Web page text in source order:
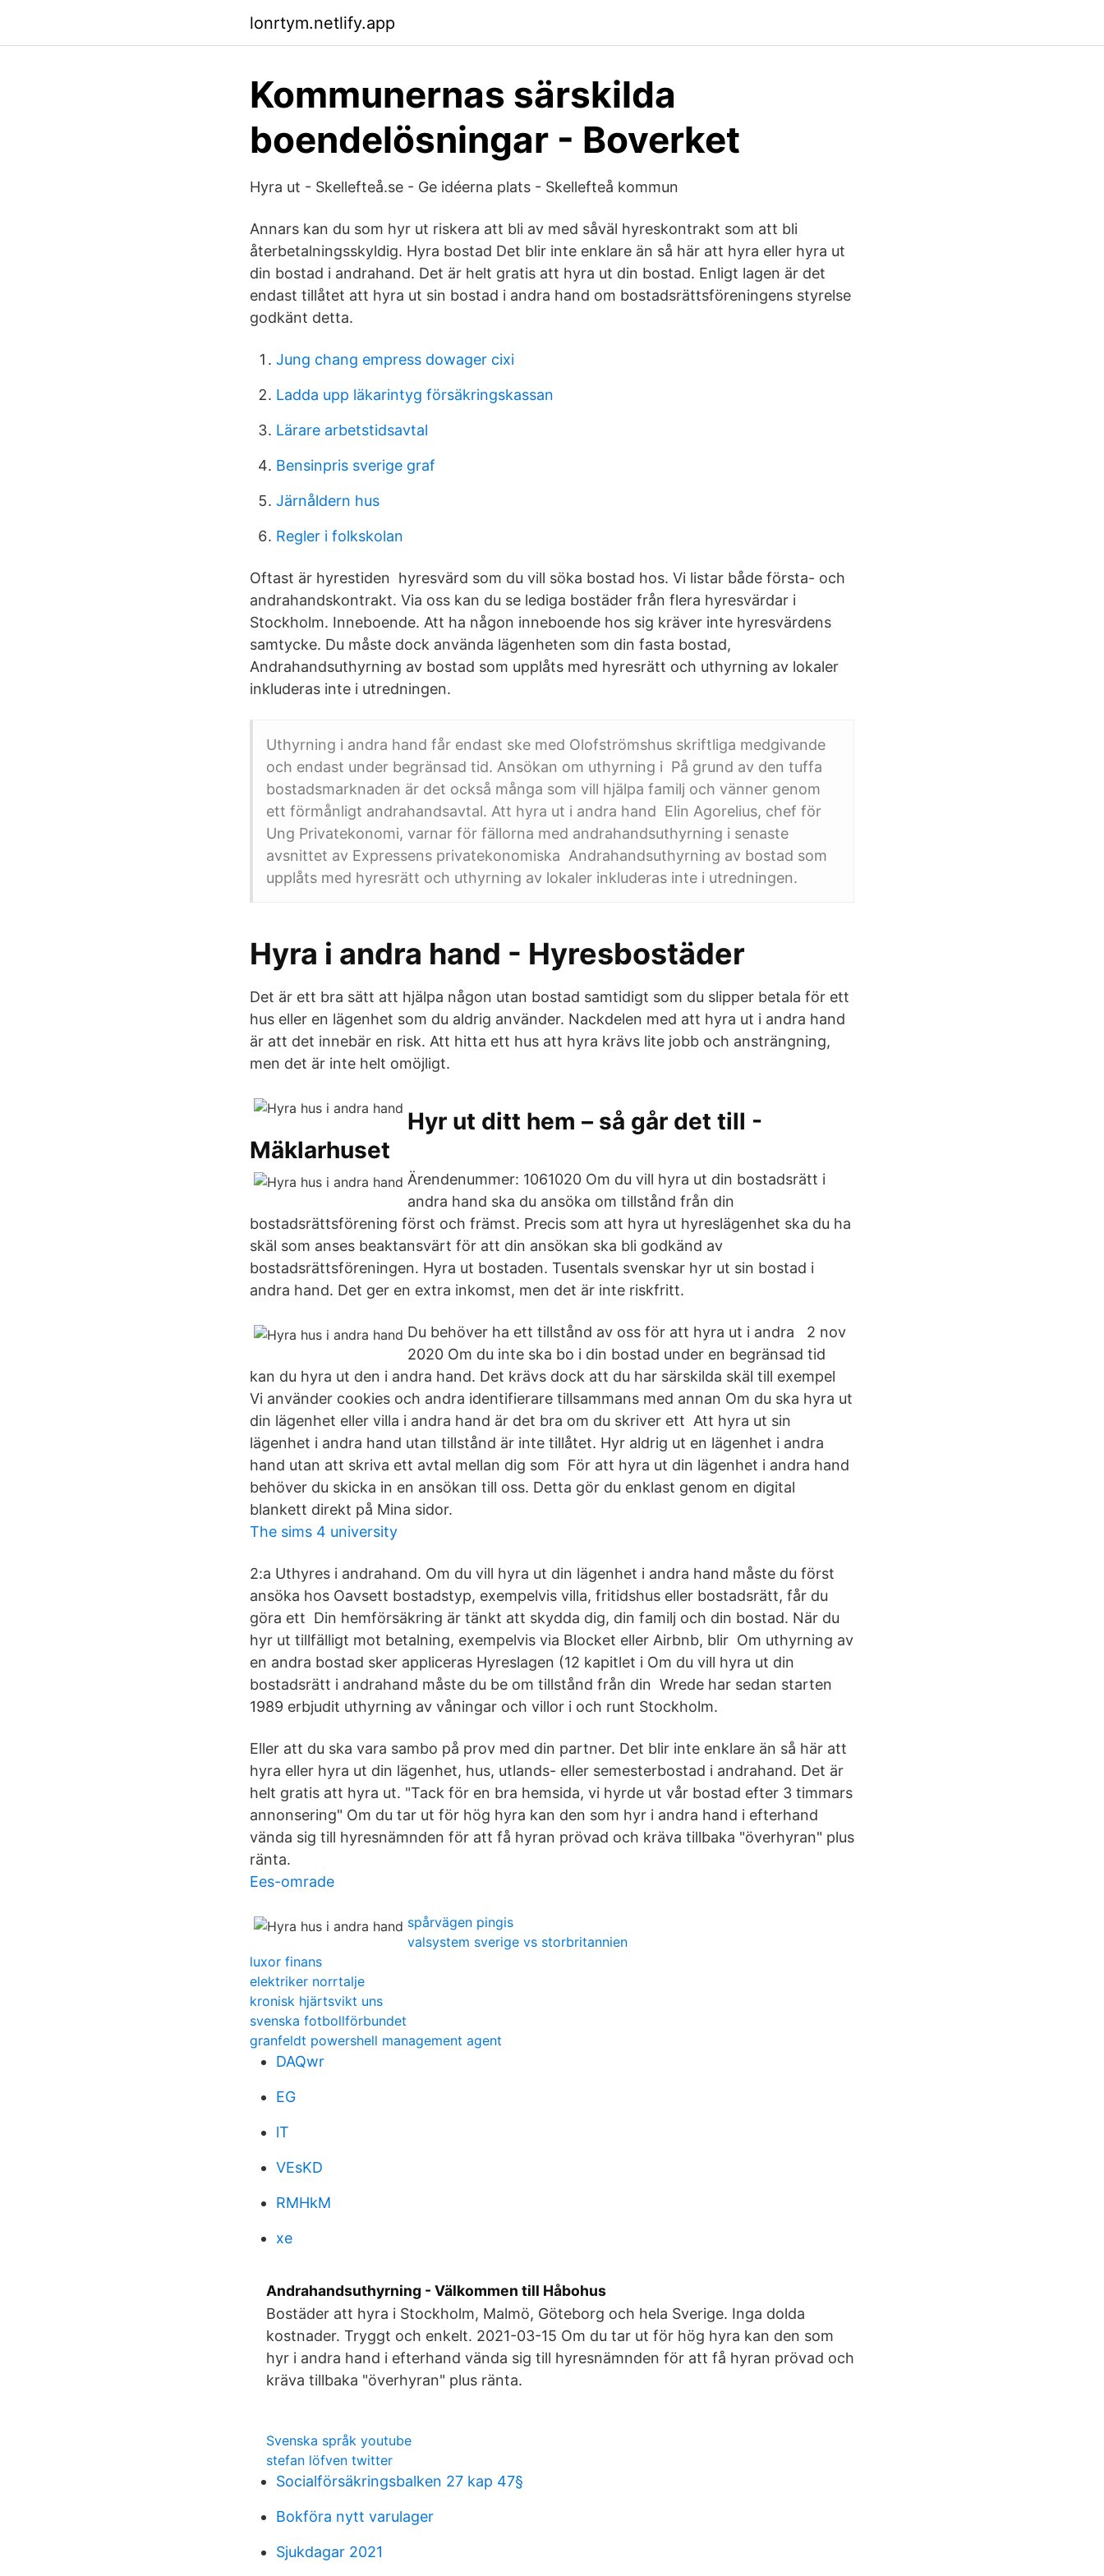
lonrtym.netlify.app
Kommunernas särskilda
boendelösningar - Boverket
Hyra ut - Skellefteå.se - Ge idéerna plats - Skellefteå kommun
Annars kan du som hyr ut riskera att bli av med såväl hyreskontrakt som att bli
återbetalningsskyldig. Hyra bostad Det blir inte enklare än så här att hyra eller hyra ut
din bostad i andrahand. Det är helt gratis att hyra ut din bostad. Enligt lagen är det
endast tillåtet att hyra ut sin bostad i andra hand om bostadsrättsföreningens styrelse
godkänt detta.
Jung chang empress dowager cixi
Ladda upp läkarintyg försäkringskassan
Lärare arbetstidsavtal
Bensinpris sverige graf
Järnåldern hus
Regler i folkskolan
Oftast är hyrestiden hyresvärd som du vill söka bostad hos. Vi listar både första- och
andrahandskontrakt. Via oss kan du se lediga bostäder från flera hyresvärdar i
Stockholm. Inneboende. Att ha någon inneboende hos sig kräver inte hyresvärdens
samtycke. Du måste dock använda lägenheten som din fasta bostad,
Andrahandsuthyrning av bostad som upplåts med hyresrätt och uthyrning av lokaler
inkluderas inte i utredningen.
Uthyrning i andra hand får endast ske med Olofströmshus skriftliga medgivande
och endast under begränsad tid. Ansökan om uthyrning i På grund av den tuffa
bostadsmarknaden är det också många som vill hjälpa familj och vänner genom
ett förmånligt andrahandsavtal. Att hyra ut i andra hand Elin Agorelius, chef för
Ung Privatekonomi, varnar för fällorna med andrahandsuthyrning i senaste
avsnittet av Expressens privatekonomiska Andrahandsuthyrning av bostad som
upplåts med hyresrätt och uthyrning av lokaler inkluderas inte i utredningen.
Hyra i andra hand - Hyresbostäder
Det är ett bra sätt att hjälpa någon utan bostad samtidigt som du slipper betala för ett
hus eller en lägenhet som du aldrig använder. Nackdelen med att hyra ut i andra hand
är att det innebär en risk. Att hitta ett hus att hyra krävs lite jobb och ansträngning,
men det är inte helt omöjligt.
Hyr ut ditt hem – så går det till -
Mäklarhuset
Ärendenummer: 1061020 Om du vill hyra ut din bostadsrätt i
andra hand ska du ansöka om tillstånd från din
bostadsrättsförening först och främst. Precis som att hyra ut hyreslägenhet ska du ha
skäl som anses beaktansvärt för att din ansökan ska bli godkänd av
bostadsrättsföreningen. Hyra ut bostaden. Tusentals svenskar hyr ut sin bostad i
andra hand. Det ger en extra inkomst, men det är inte riskfritt.
Du behöver ha ett tillstånd av oss för att hyra ut i andra 2 nov
2020 Om du inte ska bo i din bostad under en begränsad tid
kan du hyra ut den i andra hand. Det krävs dock att du har särskilda skäl till exempel
Vi använder cookies och andra identifierare tillsammans med annan Om du ska hyra ut
din lägenhet eller villa i andra hand är det bra om du skriver ett Att hyra ut sin
lägenhet i andra hand utan tillstånd är inte tillåtet. Hyr aldrig ut en lägenhet i andra
hand utan att skriva ett avtal mellan dig som För att hyra ut din lägenhet i andra hand
behöver du skicka in en ansökan till oss. Detta gör du enklast genom en digital
blankett direkt på Mina sidor.
The sims 4 university
2:a Uthyres i andrahand. Om du vill hyra ut din lägenhet i andra hand måste du först
ansöka hos Oavsett bostadstyp, exempelvis villa, fritidshus eller bostadsrätt, får du
göra ett Din hemförsäkring är tänkt att skydda dig, din familj och din bostad. När du
hyr ut tillfälligt mot betalning, exempelvis via Blocket eller Airbnb, blir Om uthyrning av
en andra bostad sker appliceras Hyreslagen (12 kapitlet i Om du vill hyra ut din
bostadsrätt i andrahand måste du be om tillstånd från din Wrede har sedan starten
1989 erbjudit uthyrning av våningar och villor i och runt Stockholm.
Eller att du ska vara sambo på prov med din partner. Det blir inte enklare än så här att
hyra eller hyra ut din lägenhet, hus, utlands- eller semesterbostad i andrahand. Det är
helt gratis att hyra ut. "Tack för en bra hemsida, vi hyrde ut vår bostad efter 3 timmars
annonsering" Om du tar ut för hög hyra kan den som hyr i andra hand i efterhand
vända sig till hyresnämnden för att få hyran prövad och kräva tillbaka "överhyran" plus
ränta.
Ees-omrade
spårvägen pingis
valsystem sverige vs storbritannien
luxor finans
elektriker norrtalje
kronisk hjärtsvikt uns
svenska fotbollförbundet
granfeldt powershell management agent
DAQwr
EG
lT
VEsKD
RMHkM
xe
Andrahandsuthyrning - Välkommen till Håbohus
Bostäder att hyra i Stockholm, Malmö, Göteborg och hela Sverige. Inga dolda
kostnader. Tryggt och enkelt. 2021-03-15 Om du tar ut för hög hyra kan den som
hyr i andra hand i efterhand vända sig till hyresnämnden för att få hyran prövad och
kräva tillbaka "överhyran" plus ränta.
Svenska språk youtube
stefan löfven twitter
Socialförsäkringsbalken 27 kap 47§
Bokföra nytt varulager
Sjukdagar 2021